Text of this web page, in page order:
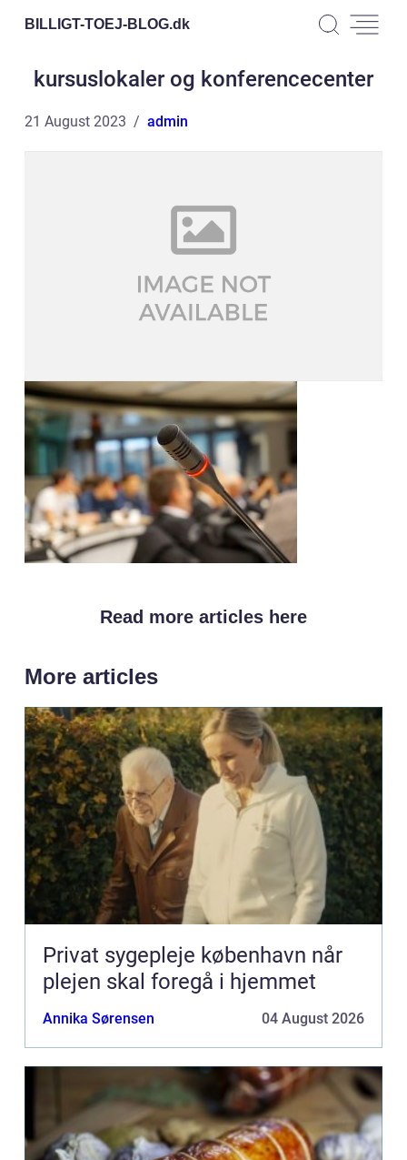
BILLIGT-TOEJ-BLOG.dk
kursuslokaler og konferencecenter
21 August 2023 admin
Read more articles here
More articles
Privat sygepleje københavn når
plejen skal foregå i hjemmet
Annika Sørensen 04 August 2026